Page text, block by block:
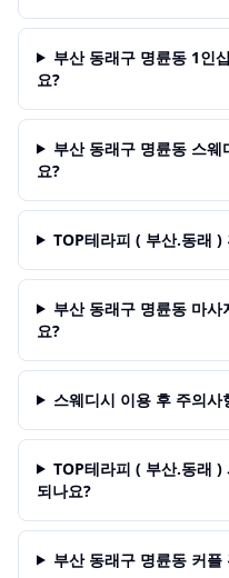
부산 동래구 명륜동 1인
요?
부산 동래구 명륜동 스
요?
TOP테라피 ( 부산.동래
부산 동래구 명륜동 마
요?
스웨디시 이용 후 주의사
TOP테라피 ( 부산.동래
되나요?
부산 동래구 명륜동 커플